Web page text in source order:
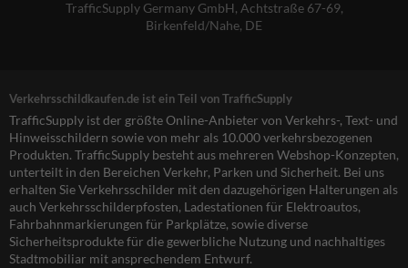
TrafficSupply Germany GmbH, Achtstraße 67-69,
Birkenfeld/Nahe, DE
Verkehrsschildkaufen.de ist ein Teil von TrafficSupply
TrafficSupply ist der größte Online-Anbieter von Verkehrs-, Text- und
Hinweisschildern sowie von mehr als 10.000 verkehrsbezogenen
Produkten. TrafficSupply besteht aus mehreren Webshop-Konzepten,
unterteilt in den Bereichen Verkehr, Parken und Sicherheit. Bei uns
erhalten Sie Verkehrsschilder mit den dazugehörigen Halterungen als
auch Verkehrsschilderpfosten, Ladestationen für Elektroautos,
Fahrbahnmarkierungen für Parkplätze, sowie diverse
Sicherheitsprodukte für die gewerbliche Nutzung und nachhaltiges
Stadtmobiliar mit ansprechendem Entwurf.